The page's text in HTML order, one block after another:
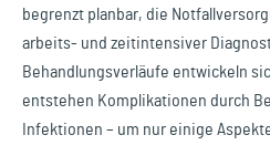
begrenzt planbar, die
arbeits- und zeitintensiver
Behandlungsverläufe entwickeln
entstehen Komplikationen durch
Infektionen – um nur einige